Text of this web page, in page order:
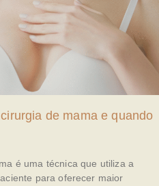
de mama e quando
é uma técnica que utiliza a
para oferecer maior